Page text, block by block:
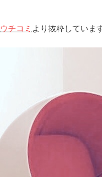
ウチコミ より抜粋していま